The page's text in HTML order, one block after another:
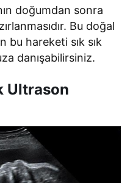
doğumdan sonra
Bu doğal
bu hareketi sık sık
danışabilirsiniz.
Ultrason